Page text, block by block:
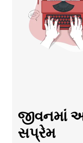
જીવનમાં
સપ્રેમ